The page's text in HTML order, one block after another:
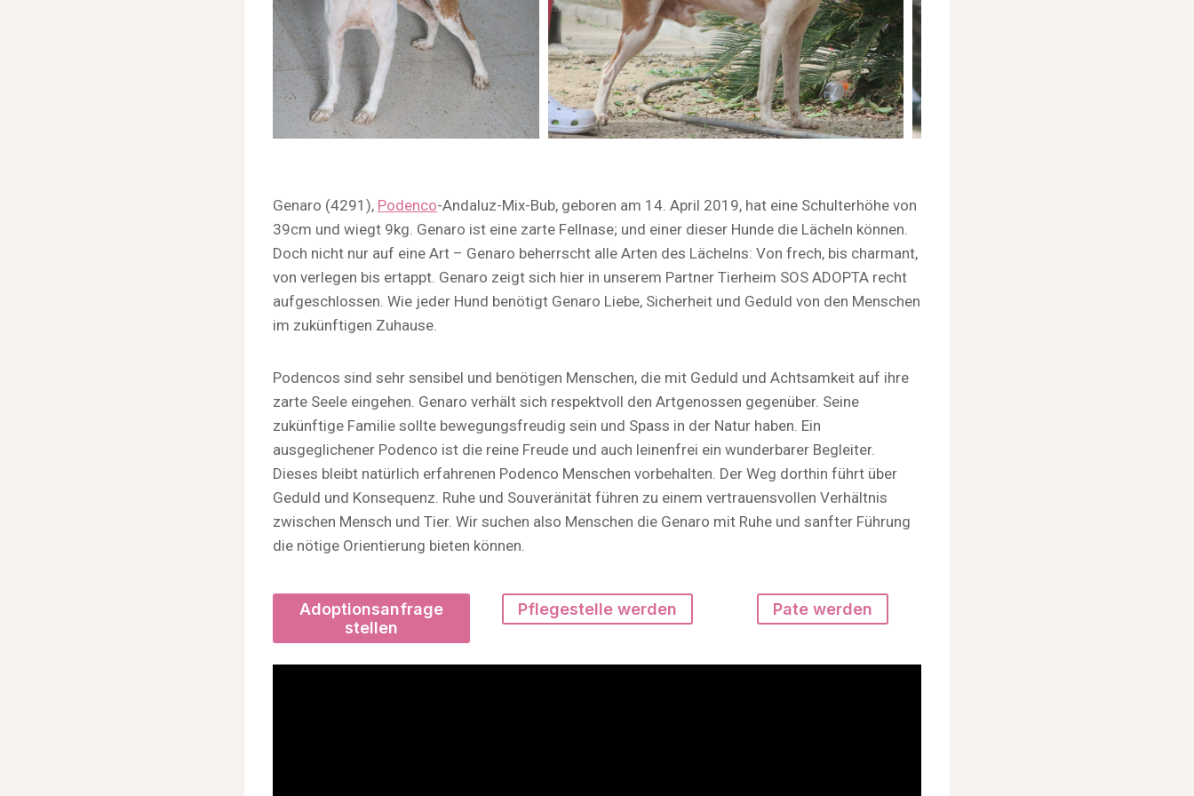
Genaro (4291), Podenco-Andaluz-Mix-Bub, geboren am 14. April 2019, hat eine Schulterhöhe von
39cm und wiegt 9kg. Genaro ist eine zarte Fellnase; und einer dieser Hunde die Lächeln können.
Doch nicht nur auf eine Art – Genaro beherrscht alle Arten des Lächelns: Von frech, bis charmant,
von verlegen bis ertappt. Genaro zeigt sich hier in unserem Partner Tierheim SOS ADOPTA recht
aufgeschlossen. Wie jeder Hund benötigt Genaro Liebe, Sicherheit und Geduld von den Menschen
im zukünftigen Zuhause.
Podencos sind sehr sensibel und benötigen Menschen, die mit Geduld und Achtsamkeit auf ihre
zarte Seele eingehen. Genaro verhält sich respektvoll den Artgenossen gegenüber. Seine
zukünftige Familie sollte bewegungsfreudig sein und Spass in der Natur haben. Ein
ausgeglichener Podenco ist die reine Freude und auch leinenfrei ein wunderbarer Begleiter.
Dieses bleibt natürlich erfahrenen Podenco Menschen vorbehalten. Der Weg dorthin führt über
Geduld und Konsequenz. Ruhe und Souveränität führen zu einem vertrauensvollen Verhältnis
zwischen Mensch und Tier. Wir suchen also Menschen die Genaro mit Ruhe und sanfter Führung
die nötige Orientierung bieten können.
Adoptionsanfrage
stellen
Pflegestelle werden Pate werden